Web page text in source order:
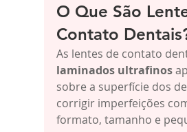
O Que São
Contato
As lentes de contato
laminados ultrafinos
sobre a superfície dos
corrigir imperfeições
formato, tamanho e